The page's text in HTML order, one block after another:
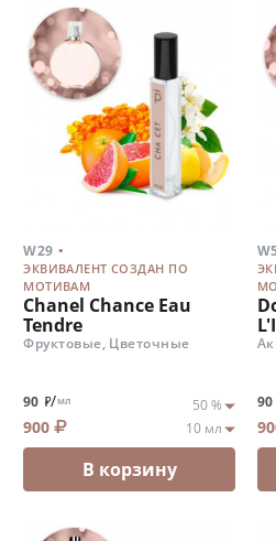
W29 .
ЭКВИВАЛЕНТ СОЗДАН ПО
МОТИВАМ
Chanel Chance Eau
Tendre
Фруктовые, Цветочные
90 /мл
900
В корзину
90